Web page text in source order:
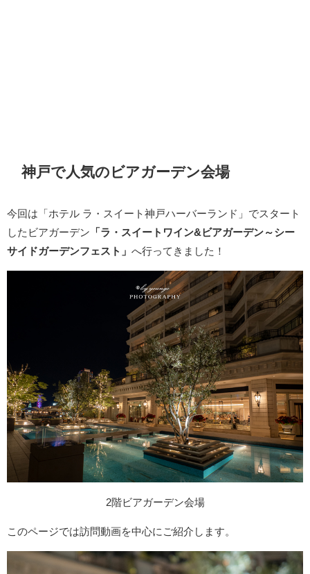
神戸で人気のビアガーデン会場
今回は「ホテル ラ・スイート神戸ハーバーランド」でスタート
したビアガーデン 「ラ・スイートワイン&ビアガーデン～シー
サイドガーデンフェスト」 へ行ってきました！
2階ビアガーデン会場
このページでは訪問動画を中心にご紹介します。